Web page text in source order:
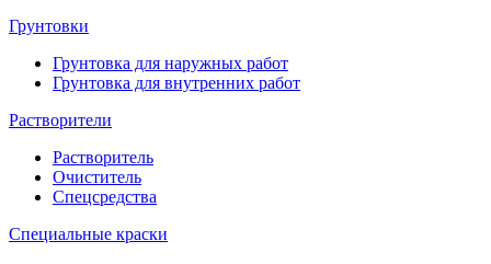
Грунтовки
Грунтовка для наружных работ
Грунтовка для внутренних работ
Растворители
Растворитель
Очиститель
Спецсредства
Специальные краски